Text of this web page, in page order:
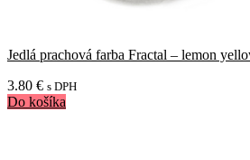
Jedlá prachová farba Fractal – lemon
3.80 € s DPH
Do košíka